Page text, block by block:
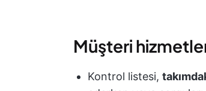
Müşteri
Kontrol listesi,